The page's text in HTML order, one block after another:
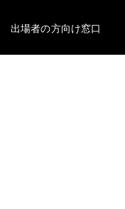
出場者の方向け窓口